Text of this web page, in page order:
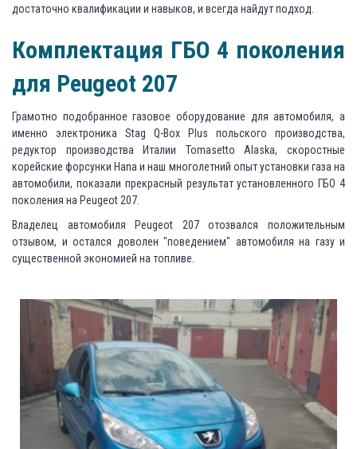
достаточно квалификации и навыков, и всегда найдут подход.
Комплектация ГБО 4 поколения
для Peugeot 207
Грамотно подобранное газовое оборудование для автомобиля, а
именно электроника Stag Q-Box Plus польского производства,
редуктор производства Италии Tomasetto Alaska, скоростные
корейские форсунки Hana и наш многолетний опыт установки газа на
автомобили, показали прекрасный результат установленного ГБО 4
поколения на Peugeot 207.
Владелец автомобиля Peugeot 207 отозвался положительным
отзывом, и остался доволен "поведением" автомобиля на газу и
существенной экономией на топливе.